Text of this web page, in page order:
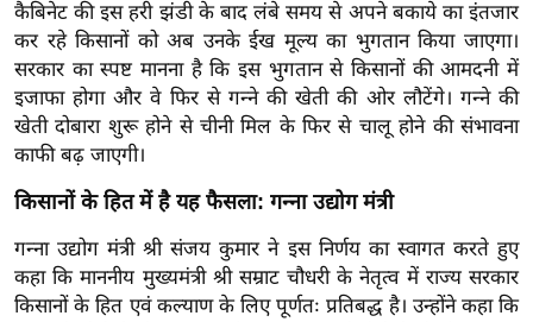
ख्सि
य
त
यं
ग
डि
या
सा
हि
कैबिनेट की इस हरी झंडी के बाद लंबे समय से अपने बकाये का इंतजार
कर रहे किसानों को अब उनके ईख मूल्य का भुगतान किया जाएगा।
सरकार का स्पष्ट मानना है कि इस भुगतान से किसानों की आमदनी में
इजाफा होगा और वे फिर से गन्ने की खेती की ओर लौटेंगे। गन्ने की
खेती दोबारा शुरू होने से चीनी मिल के फिर से चालू होने की संभावना
काफी बढ़ जाएगी।
किसानों के हित में है यह फैसला: गन्ना उद्योग मंत्री
गन्ना उद्योग मंत्री श्री संजय कुमार ने इस निर्णय का स्वागत करते हुए
कहा कि माननीय मुख्यमंत्री श्री सम्राट चौधरी के नेतृत्व में राज्य सरकार
किसानों के हित एवं कल्याण के लिए पूर्णतः प्रतिबद्ध है। उन्होंने कहा कि